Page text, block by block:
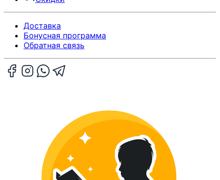
Доставка
Бонусная программа
Обратная связь